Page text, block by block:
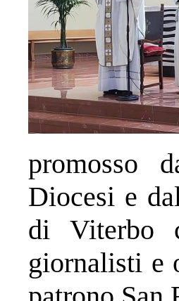
promosso
Diocesi e
di Viterbo
giornalisti e